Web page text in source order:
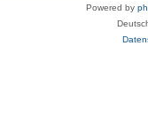
Powered by